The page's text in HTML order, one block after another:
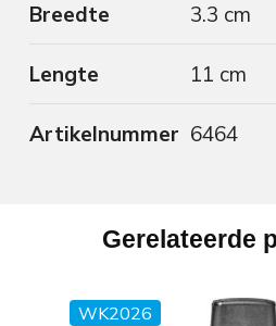
Breedte 3.3 cm
Lengte 11 cm
Artikelnummer 6464
Gerelateerde
WK2026